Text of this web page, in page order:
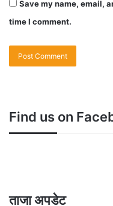
Save my name, email,
time I comment.
Find us on
ताजा अपडेट